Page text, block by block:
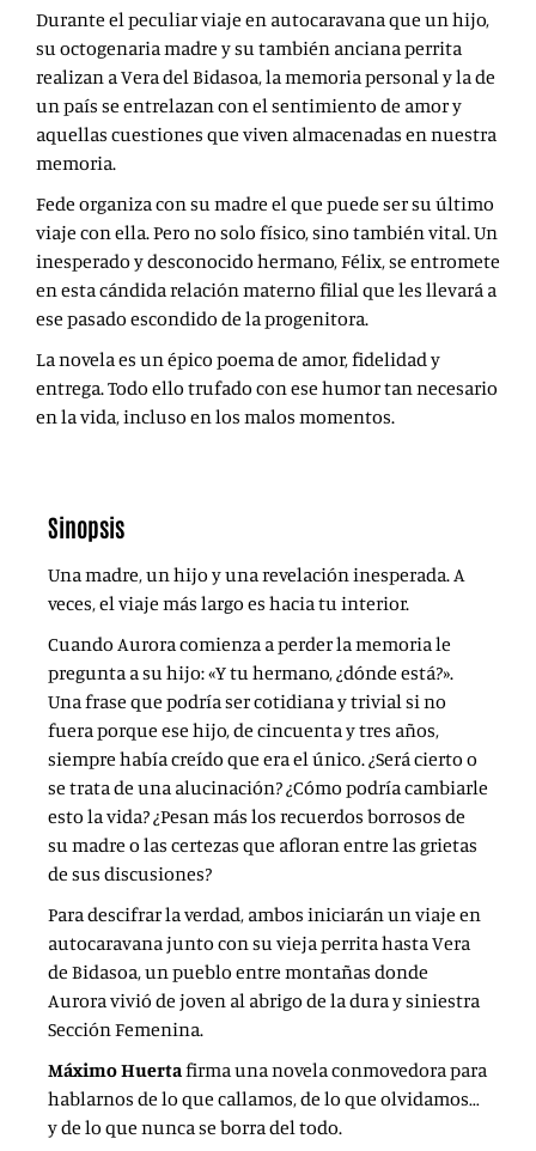
Durante el peculiar viaje en autocaravana que un hijo,
su octogenaria madre y su también anciana perrita
realizan a Vera del Bidasoa, la memoria personal y la de
un país se entrelazan con el sentimiento de amor y
aquellas cuestiones que viven almacenadas en nuestra
memoria.
Fede organiza con su madre el que puede ser su último
viaje con ella. Pero no solo físico, sino también vital. Un
inesperado y desconocido hermano, Félix, se entromete
en esta cándida relación materno filial que les llevará a
ese pasado escondido de la progenitora.
La novela es un épico poema de amor, fidelidad y
entrega. Todo ello trufado con ese humor tan necesario
en la vida, incluso en los malos momentos.
Sinopsis
Una madre, un hijo y una revelación inesperada. A
veces, el viaje más largo es hacia tu interior.
Cuando Aurora comienza a perder la memoria le
pregunta a su hijo: «Y tu hermano, ¿dónde está?».
Una frase que podría ser cotidiana y trivial si no
fuera porque ese hijo, de cincuenta y tres años,
siempre había creído que era el único. ¿Será cierto o
se trata de una alucinación? ¿Cómo podría cambiarle
esto la vida? ¿Pesan más los recuerdos borrosos de
su madre o las certezas que afloran entre las grietas
de sus discusiones?
Para descifrar la verdad, ambos iniciarán un viaje en
autocaravana junto con su vieja perrita hasta Vera
de Bidasoa, un pueblo entre montañas donde
Aurora vivió de joven al abrigo de la dura y siniestra
Sección Femenina.
Máximo Huertafirma una novela conmovedora para
hablarnos de lo que callamos, de lo que olvidamos…
y de lo que nunca se borra del todo.